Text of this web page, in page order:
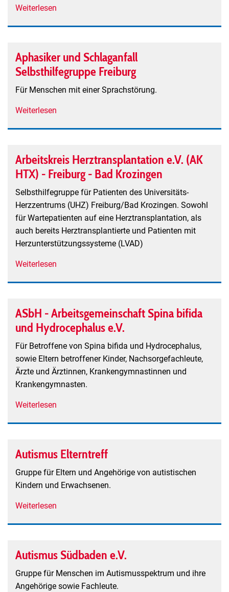
Weiterlesen
Aphasiker und Schlaganfall
Selbsthilfegruppe Freiburg
Für Menschen mit einer Sprachstörung.
Weiterlesen
Selbsthilfegruppe
Freiburg
Arbeitskreis Herztransplantation e.V. (AK
HTX) - Freiburg - Bad Krozingen
Selbsthilfegruppe für Patienten des Universitäts-
Herzzentrums (UHZ) Freiburg/Bad Krozingen. Sowohl
für Wartepatienten auf eine Herztransplantation, als
auch bereits Herztransplantierte und Patienten mit
Herzunterstützungssysteme (LVAD)
Weiterlesen
(AK
HTX)
Freiburg
ASbH - Arbeitsgemeinschaft Spina bifida
und Hydrocephalus e.V.
Für Betroffene von Spina bifida und Hydrocephalus,
sowie Eltern betroffener Kinder, Nachsorgefachleute,
Ärzte und Ärztinnen, Krankengymnastinnen und
Krankengymnasten.
Weiterlesen
Spina
bifida
und
Autismus Elterntreff
Gruppe für Eltern und Angehörige von autistischen
Kindern und Erwachsenen.
Weiterlesen
Autismus Südbaden e.V.
Gruppe für Menschen im Autismusspektrum und ihre
Angehörige sowie Fachleute.